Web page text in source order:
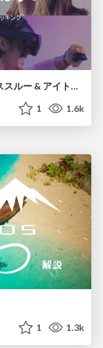
QuestProで遊ぼう！~カラーパススルー & アイトラッキング~
1 1.6k
1 1.3k